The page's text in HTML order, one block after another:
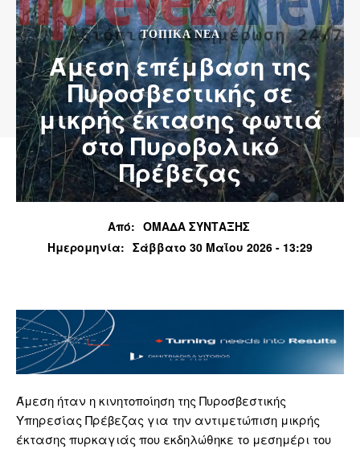
ΤΟΠΙΚΆ ΝΈΑ
Άμεση επέμβαση της
Πυροσβεστικής σε
μικρής έκτασης φωτιά
στο Πυροβολικό
Πρέβεζας
Από: ΟΜΑΔΑ ΣΥΝΤΑΞΗΣ
Ημερομηνία: Σάββατο 30 Μαΐου 2026 - 13:29
Άμεση ήταν η κινητοποίηση της Πυροσβεστικής
Υπηρεσίας Πρέβεζας για την αντιμετώπιση μικρής
έκτασης πυρκαγιάς που εκδηλώθηκε το μεσημέρι του